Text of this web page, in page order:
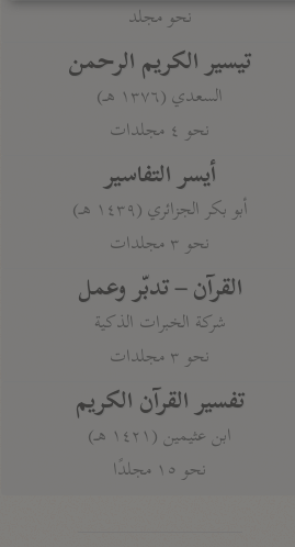
نحو مجلد
تيسير الكريم الرحمن
السعدي (١٣٧٦ هـ)
نحو ٤ مجلدات
أيسر التفاسير
أبو بكر الجزائري (١٤٣٩ هـ)
نحو ٣ مجلدات
القرآن – تدبّر وعمل
شركة الخبرات الذكية
نحو ٣ مجلدات
تفسير القرآن الكريم
ابن عثيمين (١٤٢١ هـ)
نحو ١٥ مجلدًا